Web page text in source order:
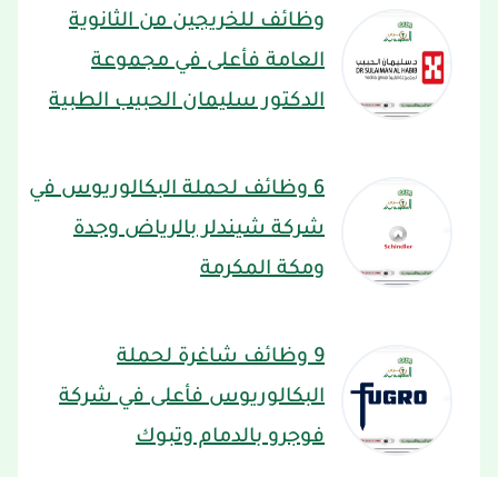
وظائف للخريجين من الثانوية
العامة فأعلى في مجموعة
الدكتور سليمان الحبيب الطبية
6 وظائف لحملة البكالوريوس في
شركة شيندلر بالرياض وجدة
ومكة المكرمة
9 وظائف شاغرة لحملة
البكالوريوس فأعلى في شركة
فوجرو بالدمام وتبوك